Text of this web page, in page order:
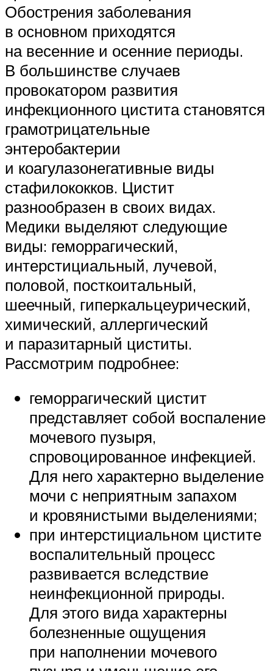
Обострения заболевания
в основном приходятся
на весенние и осенние периоды.
В большинстве случаев
провокатором развития
инфекционного цистита становятся
грамотрицательные
энтеробактерии
и коагулазонегативные виды
стафилококков. Цистит
разнообразен в своих видах.
Медики выделяют следующие
виды: геморрагический,
интерстициальный, лучевой,
половой, посткоитальный,
шеечный, гиперкальцеурический,
химический, аллергический
и паразитарный циститы.
Рассмотрим подробнее:
геморрагический цистит
представляет собой воспаление
мочевого пузыря,
спровоцированное инфекцией.
Для него характерно выделение
мочи с неприятным запахом
и кровянистыми выделениями;
при интерстициальном цистите
воспалительный процесс
развивается вследствие
неинфекционной природы.
Для этого вида характерны
болезненные ощущения
при наполнении мочевого